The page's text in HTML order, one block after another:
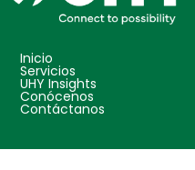
Inicio
Servicios
UHY Insights
Conócenos
Contáctanos